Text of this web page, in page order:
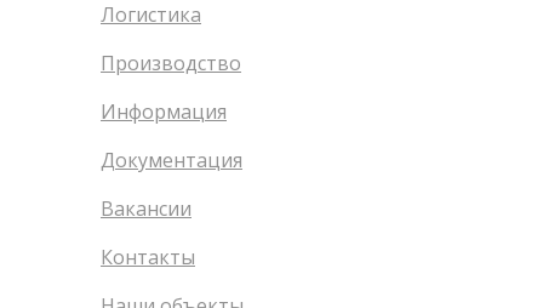
Логистика
Производство
Информация
Документация
Вакансии
Контакты